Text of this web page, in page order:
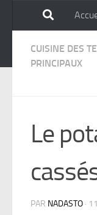
Skip to content
CUISINE DES
PRINCIPAUX
Le
PAR NADASTO ·